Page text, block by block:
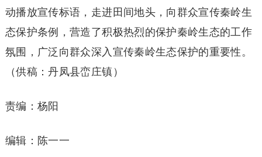
动播放宣传标语，走进田间地头，向群众宣传秦岭生
态保护条例，营造了积极热烈的保护秦岭生态的工作
氛围，广泛向群众深入宣传秦岭生态保护的重要性。
（供稿：丹凤县峦庄镇）
责编：杨阳
编辑：陈一一